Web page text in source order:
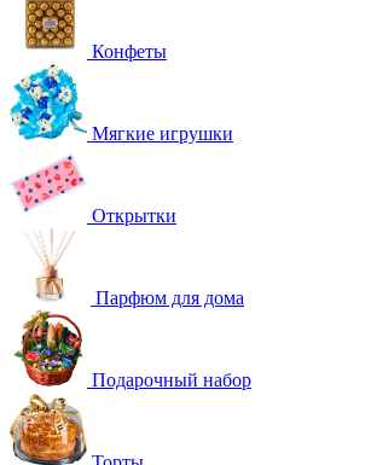
Конфеты
Мягкие игрушки
Открытки
Парфюм для дома
Подарочный набор